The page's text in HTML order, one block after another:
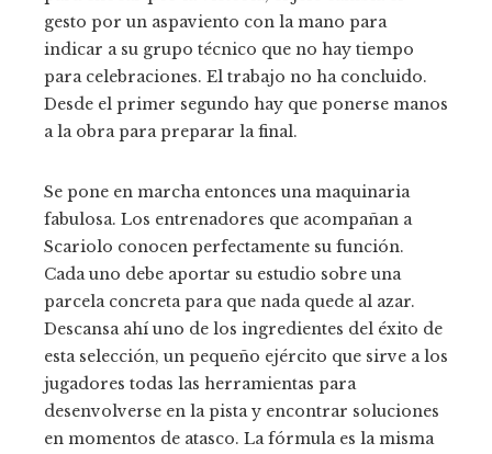
gesto por un aspaviento con la mano para
indicar a su grupo técnico que no hay tiempo
para celebraciones. El trabajo no ha concluido.
Desde el primer segundo hay que ponerse manos
a la obra para preparar la final.
Se pone en marcha entonces una maquinaria
fabulosa. Los entrenadores que acompañan a
Scariolo conocen perfectamente su función.
Cada uno debe aportar su estudio sobre una
parcela concreta para que nada quede al azar.
Descansa ahí uno de los ingredientes del éxito de
esta selección, un pequeño ejército que sirve a los
jugadores todas las herramientas para
desenvolverse en la pista y encontrar soluciones
en momentos de atasco. La fórmula es la misma